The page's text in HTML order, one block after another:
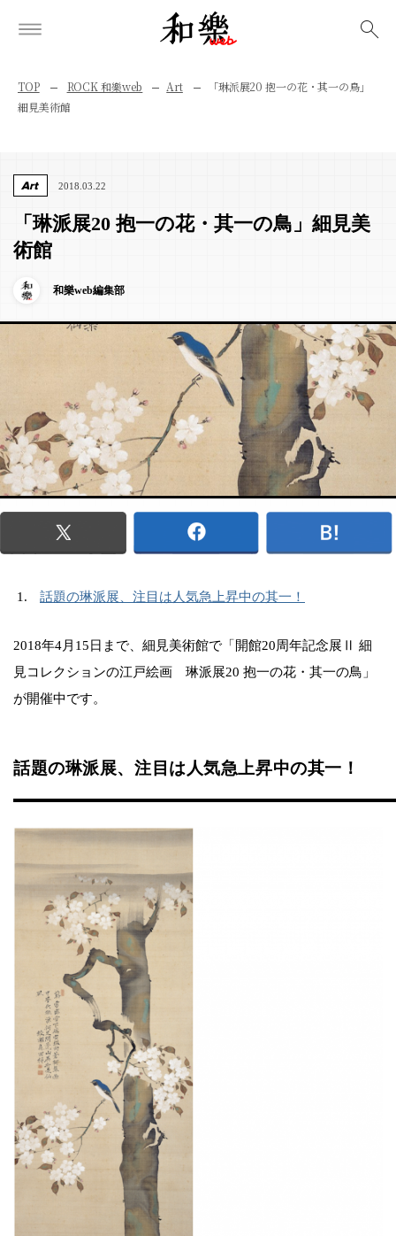
TOP ROCK 和樂web Art
「琳派展20 抱一の花・其一の鳥」
細見美術館
Art 2018.03.22
「琳派展20 抱一の花・其一の鳥」細見美
術館
和樂web編集部
話題の琳派展、注目は人気急上昇中の其一！
2018年4月15日まで、細見美術館で「開館20周年記念展Ⅱ 細
見コレクションの江戸絵画 琳派展20 抱一の花・其一の鳥」
が開催中です。
話題の琳派展、注目は人気急上昇中の其一！